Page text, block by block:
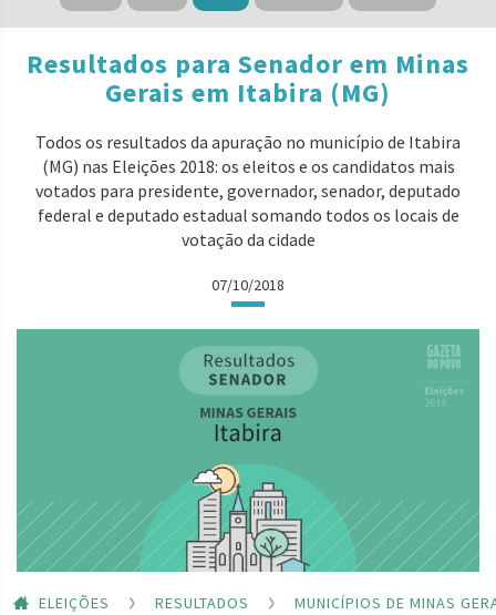
Resultados para Senador em Minas
Gerais em Itabira (MG)
Todos os resultados da apuração no município de Itabira
(MG) nas Eleições 2018: os eleitos e os candidatos mais
votados para presidente, governador, senador, deputado
federal e deputado estadual somando todos os locais de
votação da cidade
07/10/2018
ELEIÇÕES RESULTADOS
MUNICÍPIOS DE MINAS